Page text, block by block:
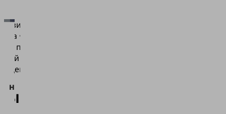
загрузки
Vimeo нам
необходимо
•
питания •
захват
mGrip
и